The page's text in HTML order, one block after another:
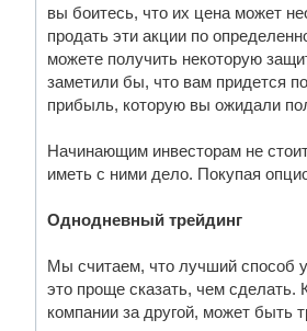
вы боитесь, что их цена может
продать эти акции по
можете получить некоторую
заметили бы, что вам придется
прибыль, которую вы ожидали
Начинающим инвесторам не
иметь с ними дело. Покупая
Однодневный трейдинг
Мы считаем, что лучший способ
это проще сказать, чем
компании за другой, может быть